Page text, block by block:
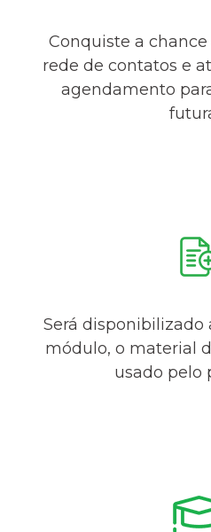
Conquiste a
rede de contatos e
agendamento
Será disponibilizado
módulo, o material
usado pelo